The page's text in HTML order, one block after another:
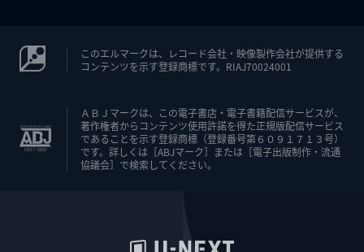
このエルマークは、レコード会社・映像製作会社が提供する
コンテンツを示す登録商標です。RIAJ70024001
ＡＢＪマークは、この電子書店・電子書籍配信サービスが、
著作権者からコンテンツ使用許諾を得た正規版配信サービス
であることを示す登録商標（登録番号第６０９１７１３号）
です。詳しくは［ABJマーク］または［電子出版制作・流通
協議会］で検索してください。